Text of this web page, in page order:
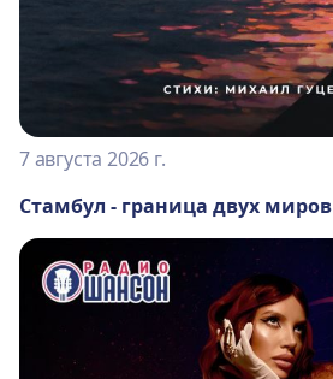
7 августа 2026 г.
Стамбул - граница двух миров